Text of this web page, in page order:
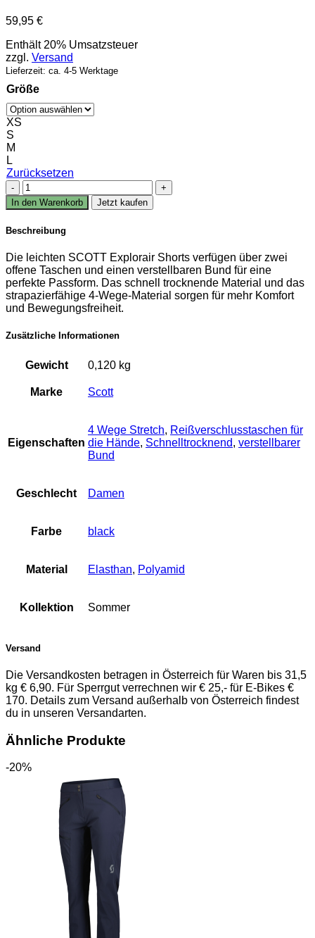
59,95 €
Enthält 20% Umsatzsteuer
zzgl. Versand
Lieferzeit: ca. 4-5 Werktage
Größe
XS
S
M
L
Zurücksetzen
Scott
EXPLORAIR
ESCAPE
Shorts
Menge
In den Warenkorb Jetzt kaufen
Beschreibung
Die leichten SCOTT Explorair Shorts verfügen über zwei
offene Taschen und einen verstellbaren Bund für eine
perfekte Passform. Das schnell trocknende Material und das
strapazierfähige 4-Wege-Material sorgen für mehr Komfort
und Bewegungsfreiheit.
Zusätzliche Informationen
Gewicht 0,120 kg
Marke Scott
Eigenschaften
4 Wege Stretch, Reißverschlusstaschen für
die Hände, Schnelltrocknend, verstellbarer
Bund
Geschlecht Damen
Farbe black
Material Elasthan, Polyamid
Kollektion Sommer
Versand
Die Versandkosten betragen in Österreich für Waren bis 31,5
kg € 6,90. Für Sperrgut verrechnen wir € 25,- für E-Bikes €
170. Details zum Versand außerhalb von Österreich findest
du in unseren Versandarten.
Ähnliche Produkte
-20%